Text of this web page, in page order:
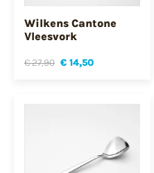
Wilkens Cantone
Vleesvork
€ 27,90 € 14,50